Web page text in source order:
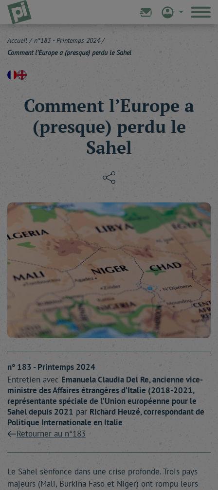
Accueil / n°183 - Printemps 2024/
Comment l’Europe a (presque) perdu le Sahel
Comment l’Europe a
(presque) perdu le
Sahel
n° 183 - Printemps 2024
Entretien avec Emanuela Claudia Del Re, ancienne vice-
ministre des Affaires étrangères d’Italie (2018-2021,
représentante spéciale de l’Union européenne pour le
Sahel depuis 2021 par Richard Heuzé, correspondant de
Politique Internationale en Italie
Retourner au n°183
Le Sahel s’enfonce dans une crise profonde. Trois pays
majeurs (Mali, Burkina Faso et Niger) ont rompu leurs